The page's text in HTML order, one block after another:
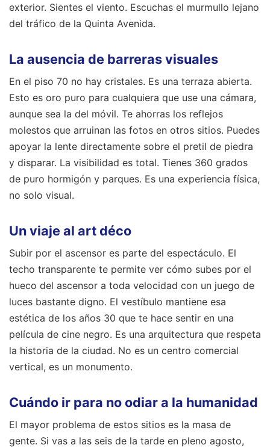
exterior. Sientes el viento. Escuchas el murmullo lejano
del tráfico de la Quinta Avenida.
La ausencia de barreras visuales
En el piso 70 no hay cristales. Es una terraza abierta.
Esto es oro puro para cualquiera que use una cámara,
aunque sea la del móvil. Te ahorras los reflejos
molestos que arruinan las fotos en otros sitios. Puedes
apoyar la lente directamente sobre el pretil de piedra
y disparar. La visibilidad es total. Tienes 360 grados
de puro hormigón y parques. Es una experiencia física,
no solo visual.
Un viaje al art déco
Subir por el ascensor es parte del espectáculo. El
techo transparente te permite ver cómo subes por el
hueco del ascensor a toda velocidad con un juego de
luces bastante digno. El vestíbulo mantiene esa
estética de los años 30 que te hace sentir en una
película de cine negro. Es una arquitectura que respeta
la historia de la ciudad. No es un centro comercial
vertical, es un monumento.
Cuándo ir para no odiar a la humanidad
El mayor problema de estos sitios es la masa de
gente. Si vas a las seis de la tarde en pleno agosto,